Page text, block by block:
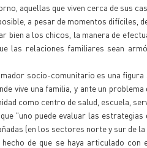
aquellas que viven cerca de sus
a pesar de momentos difíciles,
bien a los chicos, la manera de
las relaciones familiares sean
socio-comunitario es una
vive una familia, y ante un
como centro de salud, escuela,
"uno puede evaluar las
(en los sectores norte y sur de
de que se haya articulado